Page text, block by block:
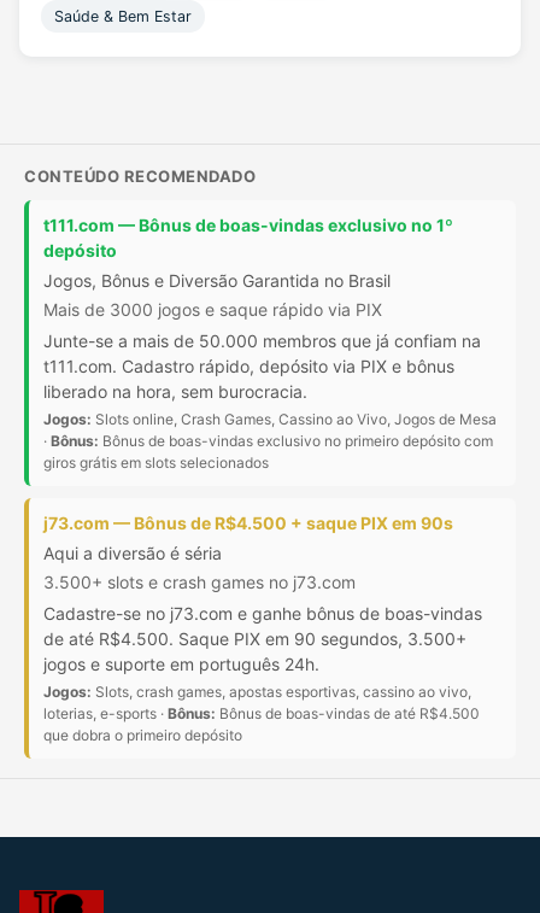
Saúde & Bem Estar
CONTEÚDO RECOMENDADO
t111.com — Bônus de boas-vindas exclusivo no 1º
depósito
Jogos, Bônus e Diversão Garantida no Brasil
Mais de 3000 jogos e saque rápido via PIX
Junte-se a mais de 50.000 membros que já confiam na
t111.com. Cadastro rápido, depósito via PIX e bônus
liberado na hora, sem burocracia.
Jogos: Slots online, Crash Games, Cassino ao Vivo, Jogos de Mesa
· Bônus: Bônus de boas-vindas exclusivo no primeiro depósito com
giros grátis em slots selecionados
j73.com — Bônus de R$4.500 + saque PIX em 90s
Aqui a diversão é séria
3.500+ slots e crash games no j73.com
Cadastre-se no j73.com e ganhe bônus de boas-vindas
de até R$4.500. Saque PIX em 90 segundos, 3.500+
jogos e suporte em português 24h.
Jogos: Slots, crash games, apostas esportivas, cassino ao vivo,
loterias, e-sports · Bônus: Bônus de boas-vindas de até R$4.500
que dobra o primeiro depósito